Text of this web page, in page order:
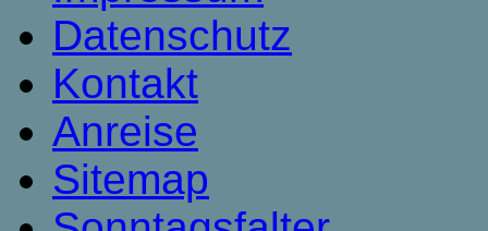
Datenschutz
Kontakt
Anreise
Sitemap